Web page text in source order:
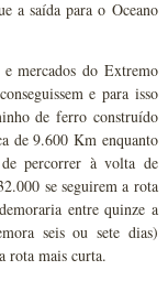
a saída para o Oceano
mercados do Extremo
e para isso
de ferro construído
de 9.600 Km enquanto
percorrer à volta de
se seguirem a rota
entre quinze a
seis ou sete dias)
rota mais curta.